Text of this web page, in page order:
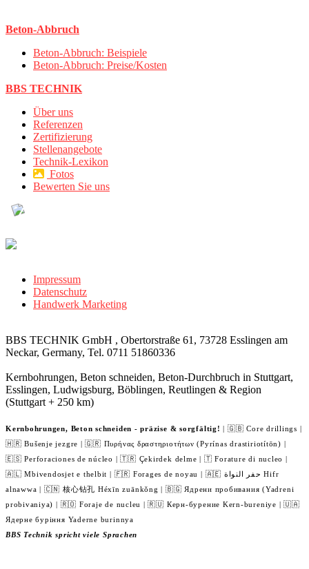
Beton-Abbruch
Beton-Abbruch: Beispiele
Beton-Abbruch: Preise/Kosten
BBS TECHNIK
Über uns
Referenzen
Zertifizierung
Stellenangebote
Technik-Lexikon
Fotos
Bewerten Sie uns
Impressum
Datenschutz
Handwerk Marketing
BBS TECHNIK GmbH , Obertorstraße 61, 73728 Esslingen am
Neckar, Germany, Tel. 0711 51860336
Kernbohrungen, Beton schneiden, Beton-Durchbruch in Stuttgart,
Esslingen, Ludwigsburg, Böblingen, Reutlingen & Region
(Stuttgart + 250 km)
Kernbohrungen, Beton schneiden - präzise & sorgfältig! | 🇬🇧 Core drillings |
🇭🇷 Bušenje jezgre | 🇬🇷 Πυρήνας δραστηριοτήτων (Pyrínas drastiriotítōn) |
🇪🇸 Perforaciones de núcleo | 🇹🇷 Çekirdek delme | 🇹 Forature di nucleo |
🇦🇱 Mbivendosjet e thelbit | 🇫🇷 Forages de noyau | 🇦🇪 حفر النواة Hifr
alnawwa | 🇨🇳 核心钻孔 Héxīn zuānkǒng | 🇧🇬 Ядрени пробивания (Yadreni
probivaniya) | 🇷🇴 Foraje de nucleu | 🇷🇺 Керн-бурение Kern-bureniye | 🇺🇦
Ядерне буріння Yaderne burinnya
BBS Technik spricht viele Sprachen